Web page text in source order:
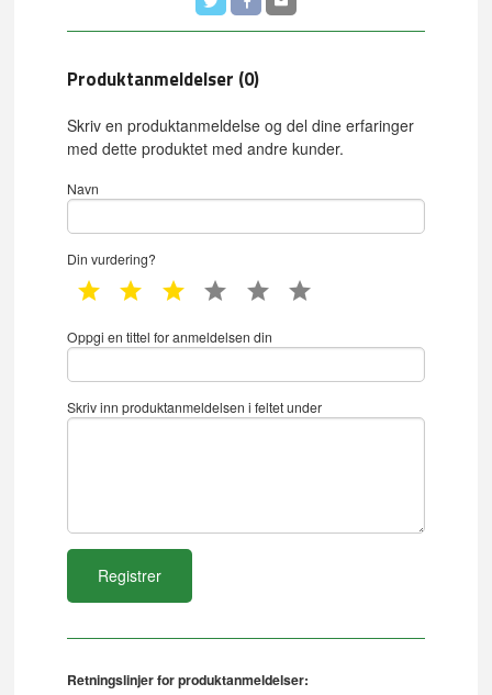
Produktanmeldelser (0)
Skriv en produktanmeldelse og del dine erfaringer
med dette produktet med andre kunder.
Navn
Din vurdering?
1 star 2 star 3 star 4 star 5 star
Oppgi en tittel for anmeldelsen din
Skriv inn produktanmeldelsen i feltet under
Retningslinjer for produktanmeldelser: